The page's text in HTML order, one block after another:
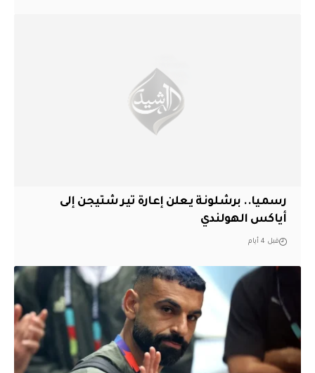
رسميا.. برشلونة يعلن إعارة تير شتيجن إلى
أياكس الهولندي
قبل 4 أيام